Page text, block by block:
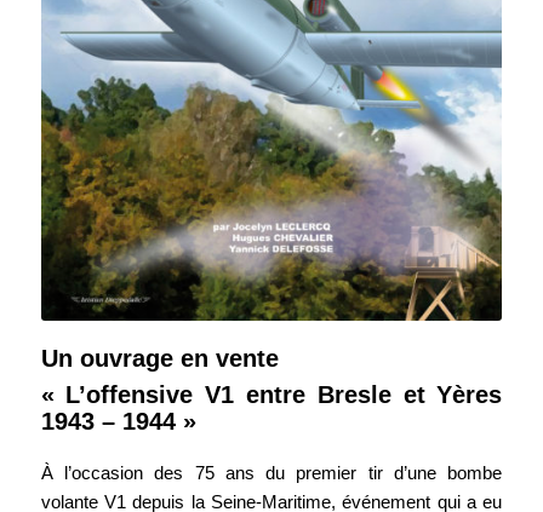
Un ouvrage en vente
« L’offensive V1 entre Bresle et Yères
1943 – 1944 »
À l’occasion des 75 ans du premier tir d’une bombe
volante V1 depuis la Seine-Maritime, événement qui a eu